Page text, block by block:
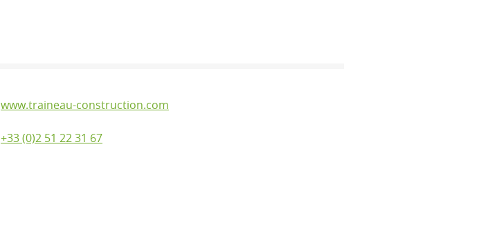
www.traineau-construction.com
+33 (0)2 51 22 31 67